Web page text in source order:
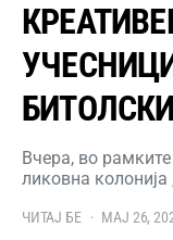
Вчера, во
ликовна
ЧИТАЈ БЕ МАЈ 26,